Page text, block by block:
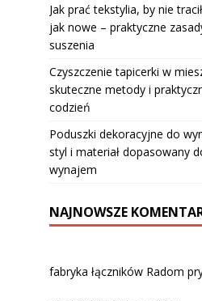
Jak prać tekstylia, by nie
jak nowe – praktyczne
suszenia
Czyszczenie tapicerki w
skuteczne metody i
codzień
Poduszki dekoracyjne do
styl i materiał dopasowany
wynajem
NAJNOWSZE
fabryka łączników Radom